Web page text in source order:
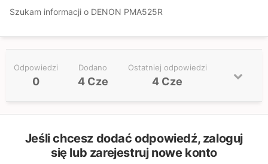
Szukam informacji o DENON PMA525R
Odpowiedzi
0
Dodano
4 Cze
Ostatniej odpowiedzi
4 Cze
Jeśli chcesz dodać odpowiedź, zaloguj
się lub zarejestruj nowe konto